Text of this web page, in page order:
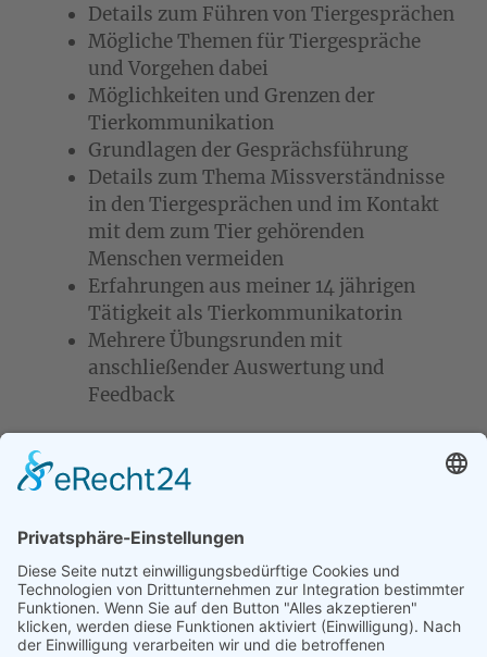
Details zum Führen von Tiergesprächen
Mögliche Themen für Tiergespräche
und Vorgehen dabei
Möglichkeiten und Grenzen der
Tierkommunikation
Grundlagen der Gesprächsführung
Details zum Thema Missverständnisse
in den Tiergesprächen und im Kontakt
mit dem zum Tier gehörenden
Menschen vermeiden
Erfahrungen aus meiner 14 jährigen
Tätigkeit als Tierkommunikatorin
Mehrere Übungsrunden mit
anschließender Auswertung und
Feedback
Alle Teilnehmer erhalten eine
Teilnahmebestätigung.
der Veranstaltung bis maximal 10 Tage vor
späteren Absage werden die kompletten
Seminargebühren fällig.